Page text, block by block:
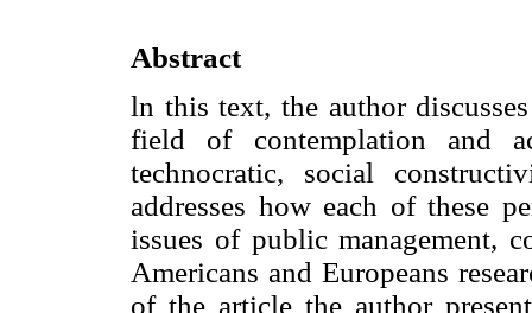
Abstract
ln this text, the author
field of contemplation and
technocratic, social
addresses how each of these
issues of public management,
Americans and Europeans
of the article the author